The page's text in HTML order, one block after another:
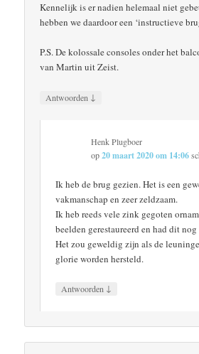
Kennelijk is er nadien helemaal niet
hebben we daardoor een ‘instructieve
P.S. De kolossale consoles onder het
van Martin uit Zeist.
Antwoorden ↓
Henk Plugboer
op20 maart 2020 om 14:06
Ik heb de brug gezien. Het is een
vakmanschap en zeer zeldzaam.
Ik heb reeds vele zink gegoten
beelden gerestaureerd en had dit
Het zou geweldig zijn als de
glorie worden hersteld.
Antwoorden ↓